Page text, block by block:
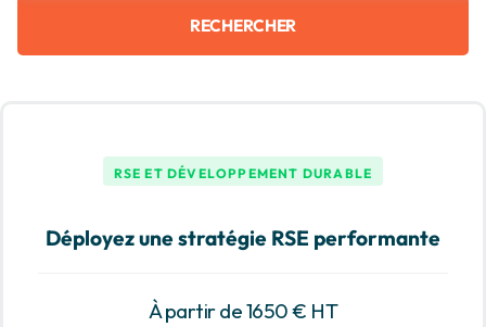
RECHERCHER
RSE ET DÉVELOPPEMENT DURABLE
Déployez une stratégie RSE performante
À partir de 1650 € HT